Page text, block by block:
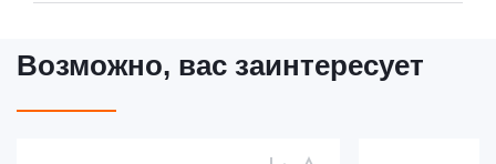
Возможно, вас заинтересует